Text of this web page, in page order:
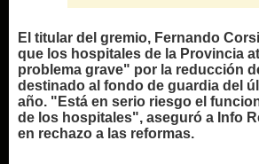
El titular del gremio, Fernando
que los hospitales de la Provincia
problema grave" por la reducción
destinado al fondo de guardia del
año. "Está en serio riesgo el
de los hospitales", aseguró a Info
en rechazo a las reformas.